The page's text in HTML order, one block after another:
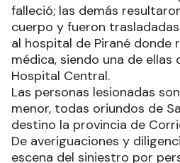
falleció; las demás
cuerpo y fueron
al hospital de Pirané donde
médica, siendo una de ellas
Hospital Central.
Las personas lesionadas
menor, todas oriundos de
destino la provincia de
De averiguaciones y
escena del siniestro por